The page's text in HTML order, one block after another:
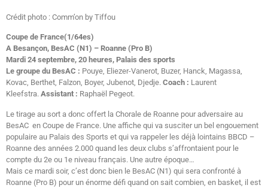
Crédit photo : Comm’on by Tiffou
Coupe de France(1/64es)
A Besançon, BesAC (N1) – Roanne (Pro B)
Mardi 24 septembre, 20 heures, Palais des sports
Le groupe du BesAC : Pouye, Eliezer-Vanerot, Buzer, Hanck, Magassa,
Kovac, Berthet, Falzon, Boyer, Jubenot, Djedje. Coach : Laurent
Kleefstra. Assistant : Raphaël Pegeot.
Le tirage au sort a donc offert la Chorale de Roanne pour adversaire au
BesAC en Coupe de France. Une affiche qui va susciter un bel engouement
populaire au Palais des Sports et qui va rappeler les déjà lointains BBCD –
Roanne des années 2.000 quand les deux clubs s’affrontaient pour le
compte du 2e ou 1e niveau français. Une autre époque…
Mais ce mardi soir, c’est donc bien le BesAC (N1) qui sera confronté à
Roanne (Pro B) pour un énorme défi quand on sait combien, en basket, il est